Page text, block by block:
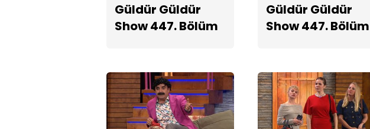
Güldür Güldür
Show 447. Bölüm
Güldür Güldür
Show 447. Bölüm